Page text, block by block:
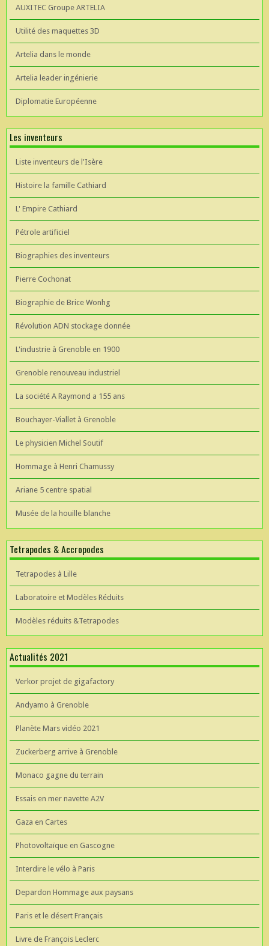
AUXITEC Groupe ARTELIA
Utilité des maquettes 3D
Artelia dans le monde
Artelia leader ingénierie
Diplomatie Européenne
Les inventeurs
Liste inventeurs de l'Isère
Histoire la famille Cathiard
L' Empire Cathiard
Pétrole artificiel
Biographies des inventeurs
Pierre Cochonat
Biographie de Brice Wonhg
Révolution ADN stockage donnée
L'industrie à Grenoble en 1900
Grenoble renouveau industriel
La société A Raymond a 155 ans
Bouchayer-Viallet à Grenoble
Le physicien Michel Soutif
Hommage à Henri Chamussy
Ariane 5 centre spatial
Musée de la houille blanche
Tetrapodes & Accropodes
Tetrapodes à Lille
Laboratoire et Modèles Réduits
Modèles réduits &Tetrapodes
Actualités 2021
Verkor projet de gigafactory
Andyamo à Grenoble
Planète Mars vidéo 2021
Zuckerberg arrive à Grenoble
Monaco gagne du terrain
Essais en mer navette A2V
Gaza en Cartes
Photovoltaïque en Gascogne
Interdire le vélo à Paris
Depardon Hommage aux paysans
Paris et le désert Français
Livre de François Leclerc